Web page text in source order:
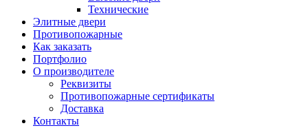
Технические
Элитные двери
Противопожарные
Как заказать
Портфолио
О производителе
Реквизиты
Противопожарные сертификаты
Доставка
Контакты